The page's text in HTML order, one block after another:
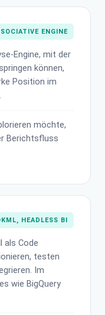
ENGINE
Engine, mit der
können,
Position im
möchte,
Berichtsfluss
HEADLESS BI
als Code
testen
Im
wie BigQuery